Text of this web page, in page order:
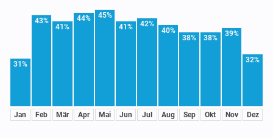
31%
Jan
43%
Feb
41%
Mär
44%
Apr
45%
Mai
41%
Jun
42%
Jul
40%
Aug
38%
Sep
38%
Okt
39%
Nov
32%
Dez